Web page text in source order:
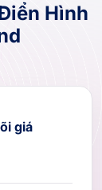
Hình
giá